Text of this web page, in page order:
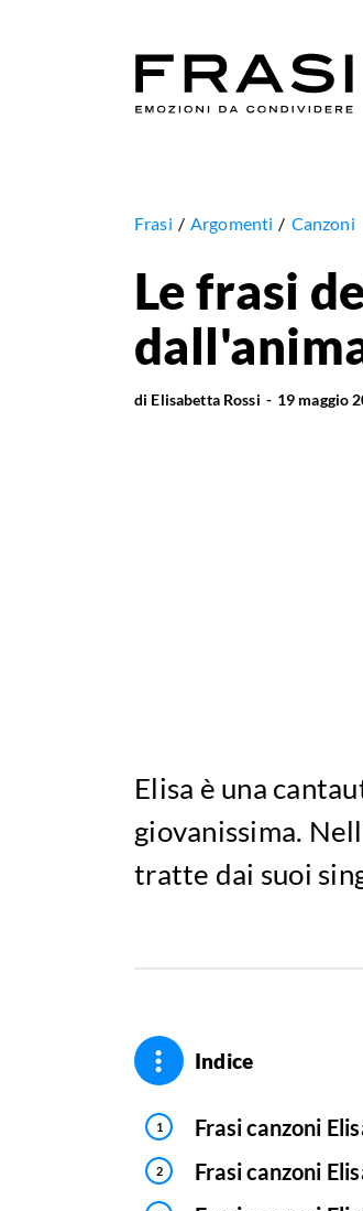
Frasi Argomenti Canzoni
Le frasi
di Elisabetta Rossi 19 maggio
Elisa è una
giovanissima.
tratte dai suoi
Indice
Frasi canzoni
Frasi canzoni